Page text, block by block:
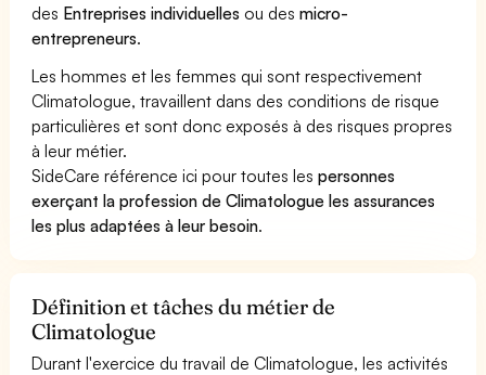
des Entreprises individuelles ou desmicro-
entrepreneurs.
Les hommes et les femmes qui sont respectivement
Climatologue, travaillent dans des conditions de risque
particulières et sont donc exposés à des risques propres
à leur métier.
SideCare référence ici pour toutes lespersonnes
exerçant la profession de Climatologue les assurances
les plus adaptées à leur besoin.
Définition et tâches du métier de
Climatologue
Durant l'exercice du travail de Climatologue, les activités